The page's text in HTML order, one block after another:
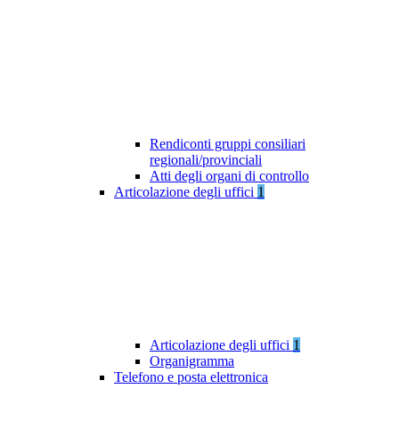
Rendiconti gruppi consiliari
regionali/provinciali
Atti degli organi di controllo
Articolazione degli uffici 1
Articolazione degli uffici 1
Organigramma
Telefono e posta elettronica